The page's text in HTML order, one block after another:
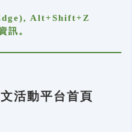
Alt+Shift+Z
訊。
活動平台首頁